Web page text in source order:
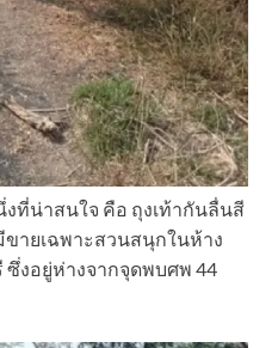
ที่น่าสนใจ คือ ถุงเท้ากันลื่นสี
ายเฉพาะสวนสนุกในห้าง
งอยู่ห่างจากจุดพบศพ 44